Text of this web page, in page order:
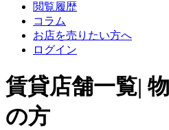
閲覧履歴
コラム
お店を売りたい方へ
ログイン
賃貸店舗一覧|
の方